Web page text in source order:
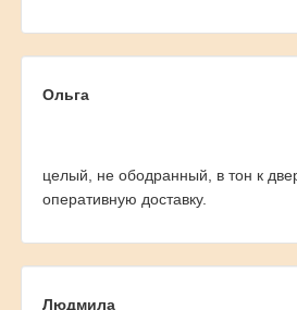
Ольга
целый, не ободранный, в тон к
оперативную доставку.
Людмила